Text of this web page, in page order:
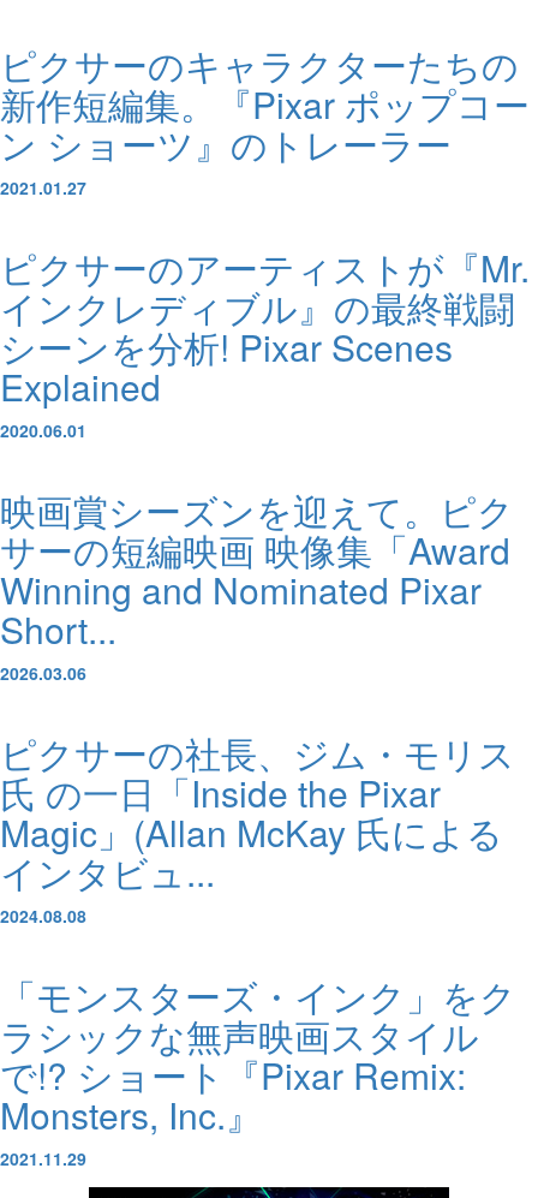
ピクサーのキャラクターたちの
新作短編集。『Pixar ポップコー
ン ショーツ』のトレーラー
2021.01.27
ピクサーのアーティストが『Mr.
インクレディブル』の最終戦闘
シーンを分析! Pixar Scenes
Explained
2020.06.01
映画賞シーズンを迎えて。ピク
サーの短編映画 映像集「Award
Winning and Nominated Pixar
Short...
2026.03.06
ピクサーの社長、ジム・モリス
氏 の一日「Inside the Pixar
Magic」(Allan McKay 氏による
インタビュ...
2024.08.08
「モンスターズ・インク」をク
ラシックな無声映画スタイル
で!? ショート『Pixar Remix:
Monsters, Inc.』
2021.11.29